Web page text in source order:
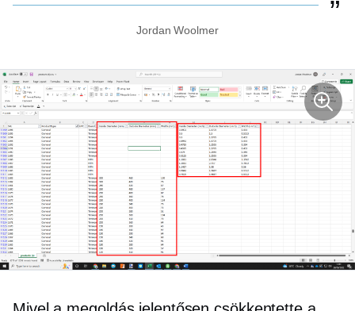
Jordan Woolmer